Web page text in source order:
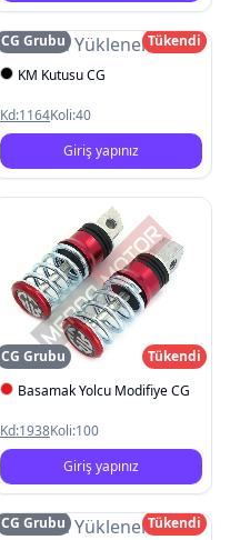
Resim Yüklenemedi
CG Grubu
Tükendi
KM Kutusu CG
Kd:1164Koli:40
Giriş yapınız
CG Grubu
Tükendi
Basamak Yolcu Modifiye CG
Kd:1938Koli:100
Giriş yapınız
Resim Yüklenemedi
CG Grubu
Tükendi